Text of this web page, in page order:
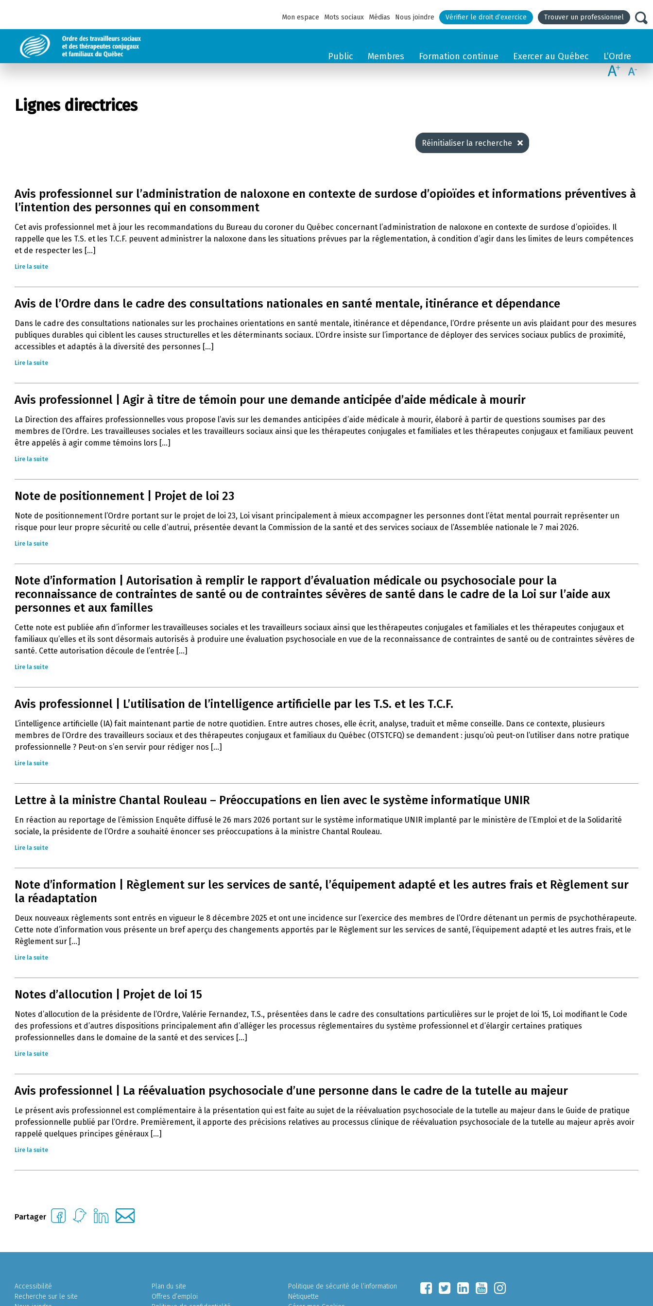
Mon espace Mots sociaux Médias Nous joindre Vérifier le droit d’exercice Trouver un professionnel
Public Membres Formation continue Exercer au Québec L’Ordre
Lignes directrices
Réinitialiser la recherche
Avis professionnel sur l’administration de naloxone en contexte de surdose d’opioïdes et informations préventives à
l’intention des personnes qui en consomment
Cet avis professionnel met à jour les recommandations du Bureau du coroner du Québec concernant l’administration de naloxone en contexte de surdose d’opioïdes. Il
rappelle que les T.S. et les T.C.F. peuvent administrer la naloxone dans les situations prévues par la réglementation, à condition d’agir dans les limites de leurs compétences
et de respecter les [...]
Lire la suite
Avis de l’Ordre dans le cadre des consultations nationales en santé mentale, itinérance et dépendance
Dans le cadre des consultations nationales sur les prochaines orientations en santé mentale, itinérance et dépendance, l’Ordre présente un avis plaidant pour des mesures
publiques durables qui ciblent les causes structurelles et les déterminants sociaux. L’Ordre insiste sur l’importance de déployer des services sociaux publics de proximité,
accessibles et adaptés à la diversité des personnes [...]
Lire la suite
Avis professionnel | Agir à titre de témoin pour une demande anticipée d’aide médicale à mourir
La Direction des affaires professionnelles vous propose l’avis sur les demandes anticipées d’aide médicale à mourir, élaboré à partir de questions soumises par des
membres de l’Ordre. Les travailleuses sociales et les travailleurs sociaux ainsi que les thérapeutes conjugales et familiales et les thérapeutes conjugaux et familiaux peuvent
être appelés à agir comme témoins lors [...]
Lire la suite
Note de positionnement | Projet de loi 23
Note de positionnement l’Ordre portant sur le projet de loi 23, Loi visant principalement à mieux accompagner les personnes dont l’état mental pourrait représenter un
risque pour leur propre sécurité ou celle d’autrui, présentée devant la Commission de la santé et des services sociaux de l’Assemblée nationale le 7 mai 2026.
Lire la suite
Note d’information | Autorisation à remplir le rapport d’évaluation médicale ou psychosociale pour la
reconnaissance de contraintes de santé ou de contraintes sévères de santé dans le cadre de la Loi sur l’aide aux
personnes et aux familles
Cette note est publiée afin d’informer les travailleuses sociales et les travailleurs sociaux ainsi que les thérapeutes conjugales et familiales et les thérapeutes conjugaux et
familiaux qu’elles et ils sont désormais autorisés à produire une évaluation psychosociale en vue de la reconnaissance de contraintes de santé ou de contraintes sévères de
santé. Cette autorisation découle de l’entrée [...]
Lire la suite
Avis professionnel | L’utilisation de l’intelligence artificielle par les T.S. et les T.C.F.
L’intelligence artificielle (IA) fait maintenant partie de notre quotidien. Entre autres choses, elle écrit, analyse, traduit et même conseille. Dans ce contexte, plusieurs
membres de l’Ordre des travailleurs sociaux et des thérapeutes conjugaux et familiaux du Québec (OTSTCFQ) se demandent : jusqu’où peut-on l’utiliser dans notre pratique
professionnelle ? Peut-on s’en servir pour rédiger nos [...]
Lire la suite
Lettre à la ministre Chantal Rouleau – Préoccupations en lien avec le système informatique UNIR
En réaction au reportage de l’émission Enquête diffusé le 26 mars 2026 portant sur le système informatique UNIR implanté par le ministère de l’Emploi et de la Solidarité
sociale, la présidente de l’Ordre a souhaité énoncer ses préoccupations à la ministre Chantal Rouleau.
Lire la suite
Note d’information | Règlement sur les services de santé, l’équipement adapté et les autres frais et Règlement sur
la réadaptation
Deux nouveaux règlements sont entrés en vigueur le 8 décembre 2025 et ont une incidence sur l’exercice des membres de l’Ordre détenant un permis de psychothérapeute.
Cette note d’information vous présente un bref aperçu des changements apportés par le Règlement sur les services de santé, l’équipement adapté et les autres frais, et le
Règlement sur [...]
Lire la suite
Notes d’allocution | Projet de loi 15
Notes d’allocution de la présidente de l’Ordre, Valérie Fernandez, T.S., présentées dans le cadre des consultations particulières sur le projet de loi 15, Loi modifiant le Code
des professions et d’autres dispositions principalement afin d’alléger les processus réglementaires du système professionnel et d’élargir certaines pratiques
professionnelles dans le domaine de la santé et des services [...]
Lire la suite
Avis professionnel | La réévaluation psychosociale d’une personne dans le cadre de la tutelle au majeur
Le présent avis professionnel est complémentaire à la présentation qui est faite au sujet de la réévaluation psychosociale de la tutelle au majeur dans le Guide de pratique
professionnelle publié par l’Ordre. Premièrement, il apporte des précisions relatives au processus clinique de réévaluation psychosociale de la tutelle au majeur après avoir
rappelé quelques principes généraux [...]
Lire la suite
Partager
Accessibilité
Recherche sur le site
Plan du site
Offres d’emploi
Politique de sécurité de l’information
Nétiquette